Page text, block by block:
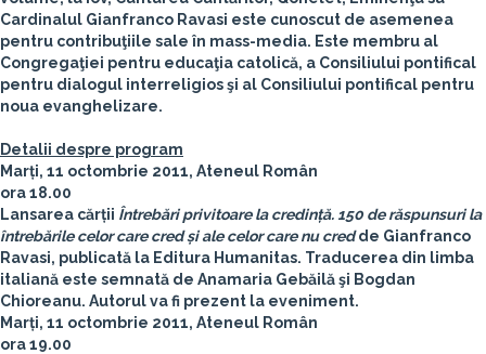
Cardinalul Gianfranco Ravasi este cunoscut de asemenea
pentru contribuţiile sale în mass-media. Este membru al
Congregaţiei pentru educaţia catolică, a Consiliului pontifical
pentru dialogul interreligios şi al Consiliului pontifical pentru
noua evanghelizare.
Detalii despre program
Marți, 11 octombrie 2011, Ateneul Român
ora 18.00
Lansarea cărții Întrebări privitoare la credință. 150 de răspunsuri la
întrebările celor care cred și ale celor care nu credde Gianfranco
Ravasi, publicată la Editura Humanitas. Traducerea din limba
italiană este semnată de Anamaria Gebăilă şi Bogdan
Chioreanu. Autorul va fi prezent la eveniment.
Marți, 11 octombrie 2011, Ateneul Român
ora 19.00